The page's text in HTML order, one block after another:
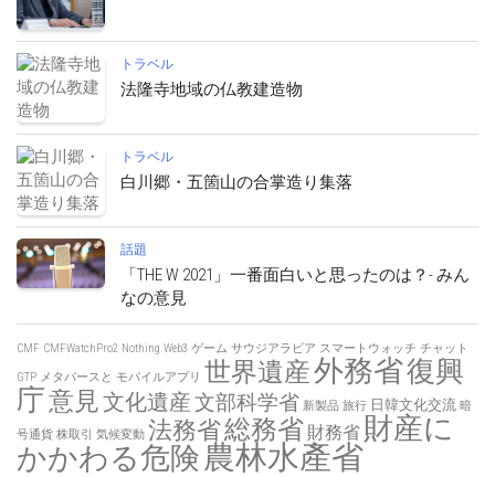
トラベル
法隆寺地域の仏教建造物
トラベル
白川郷・五箇山の合掌造り集落
話題
「THE W 2021」一番面白いと思ったのは？- みん
なの意見
CMF CMFWatchPro2 Nothing Web3 ゲーム サウジアラビア スマートウォッチ チャット
GTP メタバースと モバイルアプリ 世界遺産外務省復興
庁意見文化遺産文部科学省 新製品 旅行 日韓文化交流 暗
号通貨 株取引 気候変動 法務省総務省 財務省 財産に
かかわる危険農林水產省